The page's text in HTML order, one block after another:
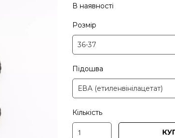
В наявності
Розмір
Підошва
Кількість